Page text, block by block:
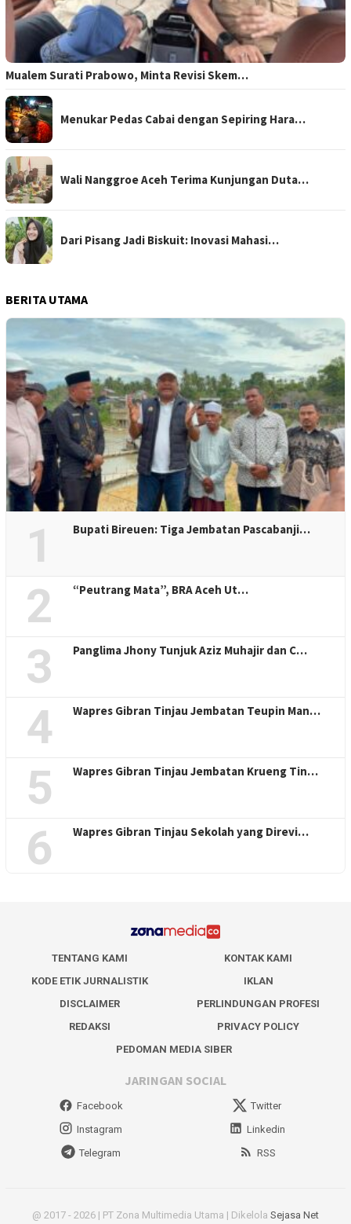
Mualem Surati Prabowo, Minta Revisi Skem…
Menukar Pedas Cabai dengan Sepiring Hara…
Wali Nanggroe Aceh Terima Kunjungan Duta…
Dari Pisang Jadi Biskuit: Inovasi Mahasi…
BERITA UTAMA
1 Bupati Bireuen: Tiga Jembatan Pascabanji…
2 “Peutrang Mata”, BRA Aceh Ut…
3 Panglima Jhony Tunjuk Aziz Muhajir dan C…
4 Wapres Gibran Tinjau Jembatan Teupin Man…
5 Wapres Gibran Tinjau Jembatan Krueng Tin…
6 Wapres Gibran Tinjau Sekolah yang Direvi…
TENTANG KAMI
KONTAK KAMI
KODE ETIK JURNALISTIK
IKLAN
DISCLAIMER
PERLINDUNGAN PROFESI
REDAKSI
PRIVACY POLICY
PEDOMAN MEDIA SIBER
JARINGAN SOCIAL
Facebook
Twitter
Instagram
Linkedin
Telegram
RSS
@ 2017 - 2026 | PT Zona Multimedia Utama | Dikelola Sejasa Net